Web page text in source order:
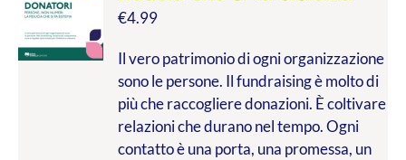
€4.99
Il vero patrimonio di ogni organizzazione
sono le persone. Il fundraising è molto di
più che raccogliere donazioni. È coltivare
relazioni che durano nel tempo. Ogni
contatto è una porta, una promessa, un